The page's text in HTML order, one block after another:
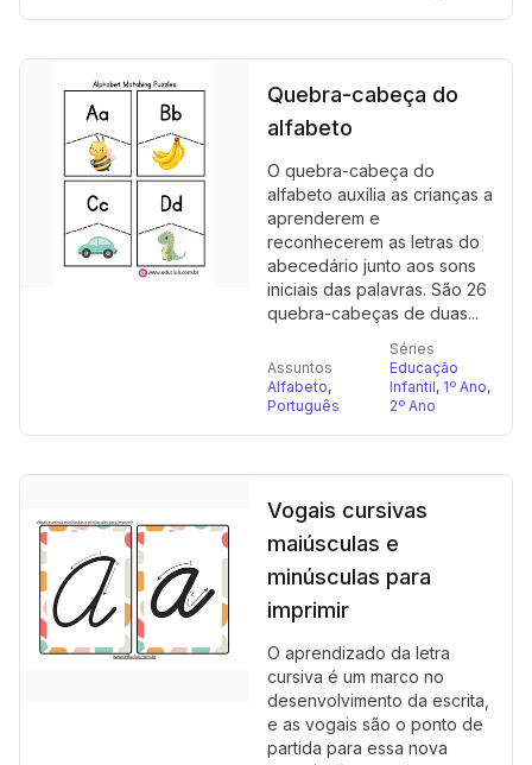
Quebra-cabeça do
alfabeto
O quebra-cabeça do
alfabeto auxilia as crianças a
aprenderem e
reconhecerem as letras do
abecedário junto aos sons
iniciais das palavras. São 26
quebra-cabeças de duas...
Assuntos
Alfabeto,
Português
Séries
Educação
Infantil, 1º Ano,
2º Ano
Vogais cursivas
maiúsculas e
minúsculas para
imprimir
O aprendizado da letra
cursiva é um marco no
desenvolvimento da escrita,
e as vogais são o ponto de
partida para essa nova